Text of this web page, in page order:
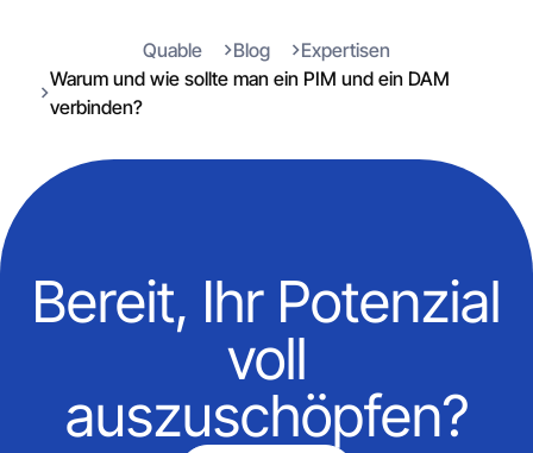
Quable Blog
Expertisen
Warum und wie sollte man ein PIM und ein DAM
verbinden?
Bereit, Ihr Potenzial
voll
auszuschöpfen?